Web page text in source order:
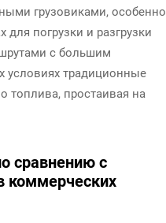
грузовиками, особенно
погрузки и разгрузки
с большим
условиях традиционные
топлива, простаивая на
сравнению с
коммерческих